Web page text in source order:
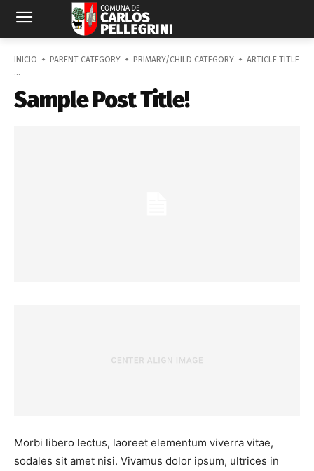
INICIO PARENT CATEGORY PRIMARY/CHILD CATEGORY
ARTICLE TITLE
...
Sample Post Title!
Morbi libero lectus, laoreet elementum viverra vitae,
sodales sit amet nisi. Vivamus dolor ipsum, ultrices in